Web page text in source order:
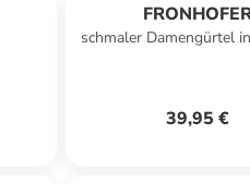
schmaler Damengürtel
39,95 €